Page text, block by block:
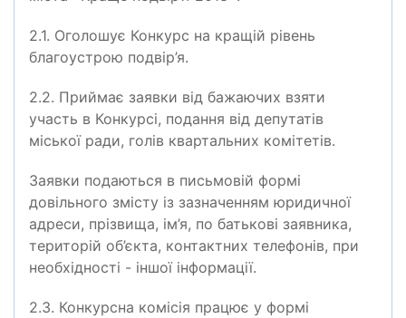
2.1. Оголошує Конкурс на кращій рівень
благоустрою подвір’я.
2.2. Приймає заявки від бажаючих взяти
участь в Конкурсі, подання від депутатів
міської ради, голів квартальних комітетів.
Заявки подаються в письмовій формі
довільного змісту із зазначенням юридичної
адреси, прізвища, ім’я, по батькові заявника,
територій об’єкта, контактних телефонів, при
необхідності - іншої інформації.
2.3. Конкурсна комісія працює у формі